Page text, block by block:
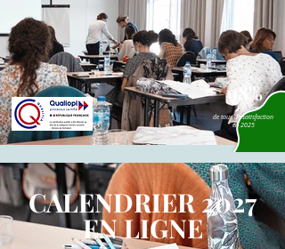
98%
de taux de satisfaction
en 2025
CALENDRIER 2027
EN LIGNE